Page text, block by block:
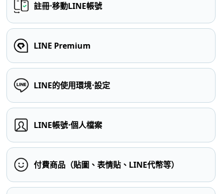
註冊⋅移動LINE帳號
LINE Premium
LINE的使用環境⋅設定
LINE帳號⋅個人檔案
付費商品（貼圖、表情貼、LINE代幣等）